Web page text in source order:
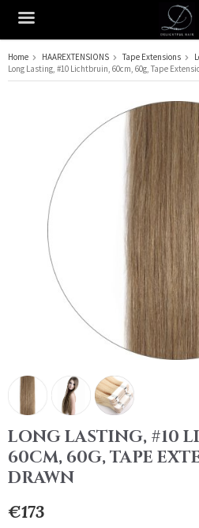
Het product is in je
Home HAAREXTENSIONS Tape Extensions
Long Lasting, #10 Lichtbruin, 60cm, 60g, Tape
LONG LASTING, #10
60CM, 60G, TAPE
DRAWN
€173